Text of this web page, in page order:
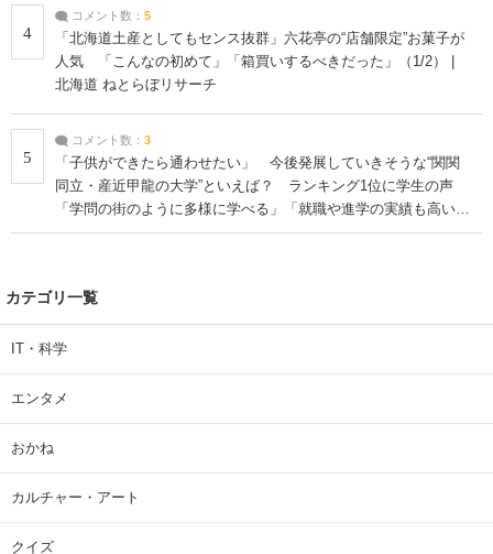
4
コメント数： 5
「北海道土産としてもセンス抜群」六花亭の“店舗限定”お菓子が
人気 「こんなの初めて」「箱買いするべきだった」（1/2） |
北海道 ねとらぼリサーチ
5
コメント数： 3
「子供ができたら通わせたい」 今後発展していきそうな“関関
同立・産近甲龍の大学”といえば？ ランキング1位に学生の声
「学問の街のように多様に学べる」「就職や進学の実績も高い」
| 大学 ねとらぼリサーチ
カテゴリ一覧
IT・科学
エンタメ
おかね
カルチャー・アート
クイズ